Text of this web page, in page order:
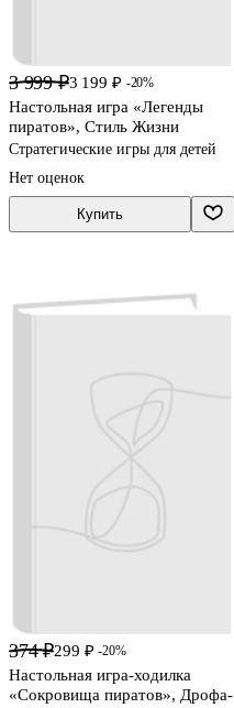
3 999 ₽3 199 ₽ -20%
Настольная игра «Легенды
пиратов», Стиль Жизни
Стратегические игры для детей
Нет оценок
Купить
374 ₽299 ₽ -20%
Настольная игра-ходилка
«Сокровища пиратов», Дрофа-